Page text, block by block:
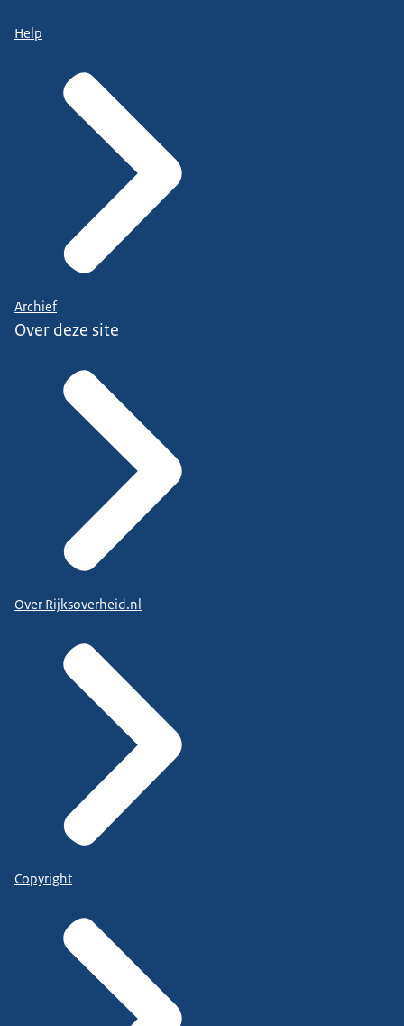
Help
Archief
Over deze site
Over Rijksoverheid.nl
Copyright